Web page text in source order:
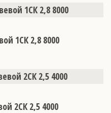
1СК 2,8 8000
2СК 2,5 4000